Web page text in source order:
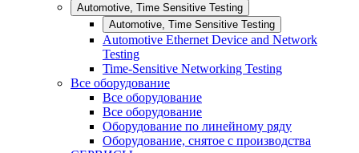
Automotive, Time Sensitive Testing
Automotive, Time Sensitive Testing
Automotive Ethernet Device and Network
Testing
Time-Sensitive Networking Testing
Все оборудование
Все оборудование
Все оборудование
Оборудование по линейному ряду
Оборудование, снятое с производства